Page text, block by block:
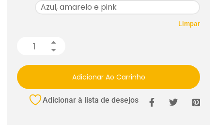
Azul, amarelo e pink
Limpar
Adicionar Ao Carrinho
Adicionar à lista de desejos